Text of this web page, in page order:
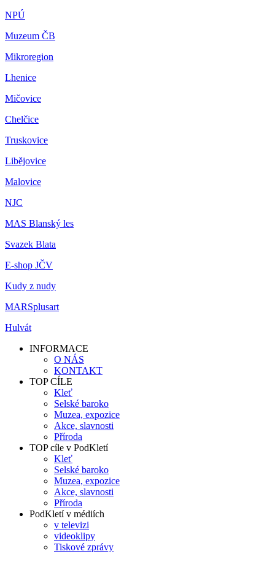
NPÚ
Muzeum ČB
Mikroregion
Lhenice
Mičovice
Chelčice
Truskovice
Libějovice
Malovice
NJC
MAS Blanský les
Svazek Blata
E-shop JČV
Kudy z nudy
MARSplusart
Hulvát
INFORMACE
O NÁS
KONTAKT
TOP CÍLE
Kleť
Selské baroko
Muzea, expozice
Akce, slavnosti
Příroda
TOP cíle v PodKletí
Kleť
Selské baroko
Muzea, expozice
Akce, slavnosti
Příroda
PodKletí v médiích
v televizi
videoklipy
Tiskové zprávy